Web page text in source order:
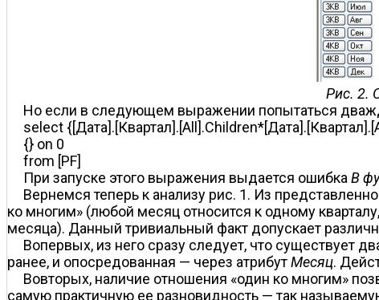
Рис. 2.
Но если в следующем выражении попытаться
select
{} on 0
from [PF]
При запуске этого выражения выдается ошибка В
Вернемся теперь к анализу рис. 1. Из
ко многим» (любой месяц относится к одному
месяца). Данный тривиальный факт допускает
Во­первых, из него сразу следует, что существует
ранее, и опосредованная — через атрибутМесяц.
Во­вторых, наличие отношения «один ко многим»
самую практичную ее разновидность — так